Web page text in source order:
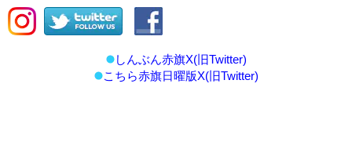
しんぶん赤旗X(旧Twitter)
こちら赤旗日曜版X(旧Twitter)